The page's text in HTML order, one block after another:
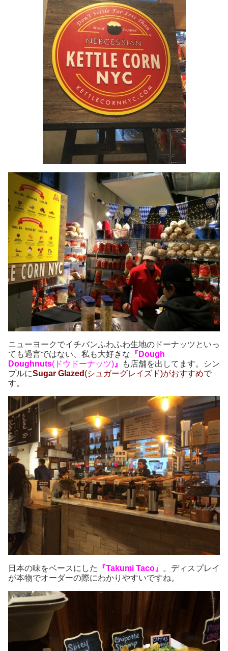
ニューヨークでイチバンふわふわ生地のドーナッツといっ
ても過言ではない、私も大好きな 『Dough
Doughnuts(ドウドーナッツ) 』
も店舗を出してます。シン
プルにSugar Glazed (シュガーグレイズド)がおすすめで
す。
日本の味をベースにした 『Takumi Taco』
。ディスプレイ
が本物でオーダーの際にわかりやすいですね。